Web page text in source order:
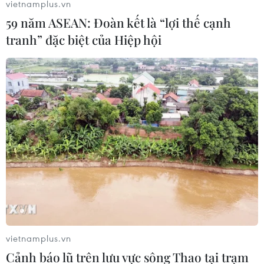
Quốc hội
07/08/2026 00:25
Nga thoái vốn nhà nước
khỏi Sân bay Quốc tế
Sheremetyevo
07/08/2026 00:22
Mexico triển khai hàng
nghìn binh sỹ bảo vệ các
vùng trồng bơ trọng điểm
07/08/2026 00:09
vietnamplus.vn
59 năm ASEAN: Đoàn kết là “lợi thế cạnh
tranh” đặc biệt của Hiệp hội
vietnamplus.vn
Cảnh báo lũ trên lưu vực sông Thao tại trạm